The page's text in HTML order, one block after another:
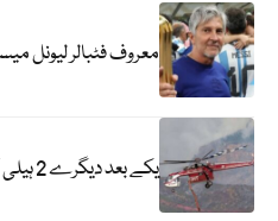
معروف فٹبالر لیونل
یکے بعد دیگرے 2 ہیلی کاپٹر گر کر تباہ؛ متعدد ہلاکتیں